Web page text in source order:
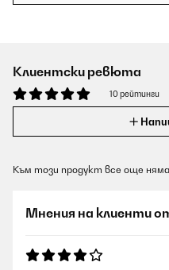
Клиентски ревюта
10 рейтинги
Към този продукт все още
Мнения на клиенти